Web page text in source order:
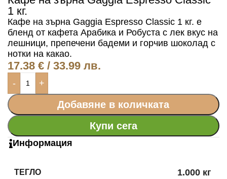
1 кг.
Кафе на зърна Gaggia Espresso Classic 1 кг. е
бленд от кафета Арабика и Робуста с лек вкус на
лешници, препечени бадеми и горчив шоколад с
нотки на какао.
17.38 € / 33.99 лв.
- +
Добавяне в количката
Купи сега
Информация
ТЕГЛО 1.000 кг